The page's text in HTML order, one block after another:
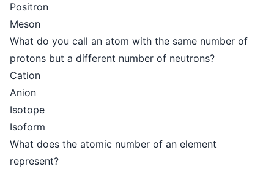
Positron
Meson
What do you call an atom with the same number of
protons but a different number of neutrons?
Cation
Anion
Isotope
Isoform
What does the atomic number of an element
represent?